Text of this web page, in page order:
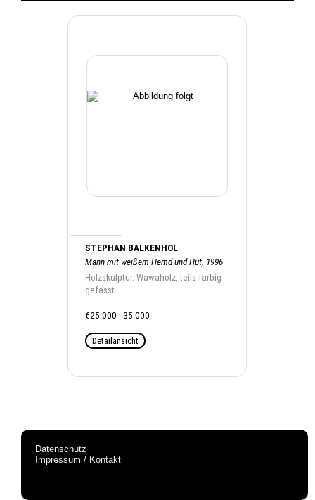
STEPHAN BALKENHOL
Mann mit weißem Hemd und Hut, 1996
Holzskulptur. Wawaholz, teils farbig
gefasst
€25.000 - 35.000
Detailansicht
Datenschutz
Impressum / Kontakt